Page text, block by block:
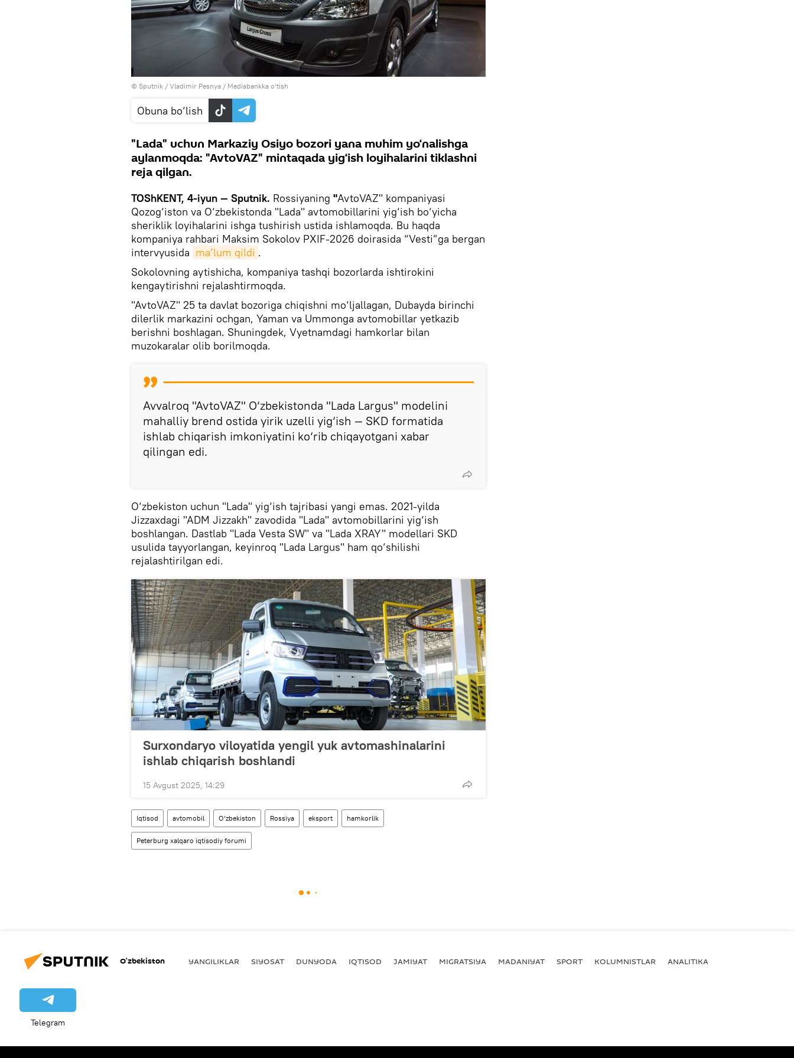
© Sputnik / Vladimir Pesnya / Mediabankka o‘tish
Obuna bo‘lish
"Lada" uchun Markaziy Osiyo bozori yana muhim yo‘nalishga
aylanmoqda: "AvtoVAZ" mintaqada yig‘ish loyihalarini tiklashni
reja qilgan.
TOShKENT, 4-iyun — Sputnik. Rossiyaning "AvtoVAZ" kompaniyasi
Qozog‘iston va O‘zbekistonda "Lada" avtomobillarini yig‘ish bo‘yicha
sheriklik loyihalarini ishga tushirish ustida ishlamoqda. Bu haqda
kompaniya rahbari Maksim Sokolov PXIF-2026 doirasida “Vesti”ga bergan
intervyusida ma’lum qildi .
Sokolovning aytishicha, kompaniya tashqi bozorlarda ishtirokini
kengaytirishni rejalashtirmoqda.
"AvtoVAZ" 25 ta davlat bozoriga chiqishni mo‘ljallagan, Dubayda birinchi
dilerlik markazini ochgan, Yaman va Ummonga avtomobillar yetkazib
berishni boshlagan. Shuningdek, Vyetnamdagi hamkorlar bilan
muzokaralar olib borilmoqda.
Avvalroq "AvtoVAZ" O‘zbekistonda "Lada Largus" modelini
mahalliy brend ostida yirik uzelli yig‘ish — SKD formatida
ishlab chiqarish imkoniyatini ko‘rib chiqayotgani xabar
qilingan edi.
O‘zbekiston uchun "Lada" yig‘ish tajribasi yangi emas. 2021-yilda
Jizzaxdagi "ADM Jizzakh" zavodida "Lada" avtomobillarini yig‘ish
boshlangan. Dastlab "Lada Vesta SW" va "Lada XRAY" modellari SKD
usulida tayyorlangan, keyinroq "Lada Largus" ham qo‘shilishi
rejalashtirilgan edi.
Surxondaryo viloyatida yengil yuk avtomashinalarini
ishlab chiqarish boshlandi
15 Avgust 2025, 14:29
Iqtisod avtomobil O‘zbekiston Rossiya eksport hamkorlik
Peterburg xalqaro iqtisodiy forumi
O‘zbekiston YANGILIKLAR SIYOSAT DUNYODA IQTISOD JAMIYAT MIGRATSIYA MADANIYAT SPORT KOLUMNISTLAR ANALITIKA
Telegram